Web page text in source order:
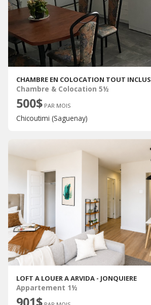
CHAMBRE EN COLOCATION TOUT INCLUS
Chambre & Colocation 5½
500$ PAR MOIS
Chicoutimi (Saguenay)
LOFT A LOUER A ARVIDA - JONQUIERE
Appartement 1½